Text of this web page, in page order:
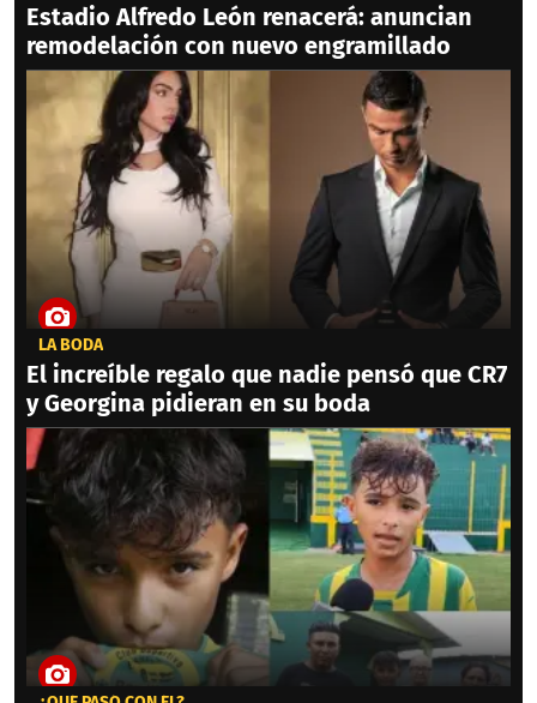
Estadio Alfredo León renacerá: anuncian
remodelación con nuevo engramillado
LA BODA
El increíble regalo que nadie pensó que CR7
y Georgina pidieran en su boda